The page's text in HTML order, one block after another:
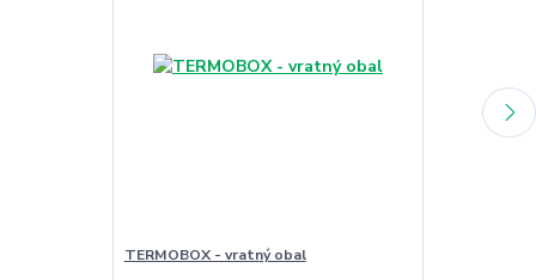
TERMOBOX - vratný obal